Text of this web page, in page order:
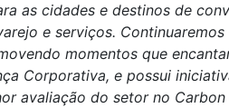
as cidades e destinos de
e serviços.
momentos que
Corporativa, e possui
avaliação do setor no